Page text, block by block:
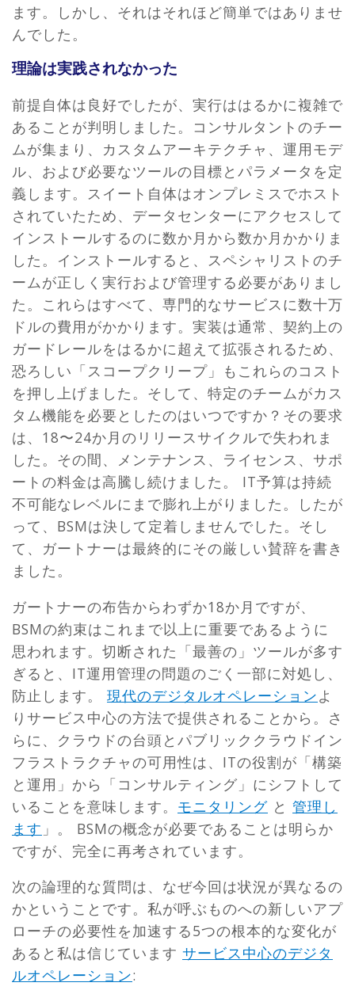
ます。しかし、それはそれほど簡単ではありませ
んでした。
理論は実践されなかった
前提自体は良好でしたが、実行ははるかに複雑で
あることが判明しました。コンサルタントのチー
ムが集まり、カスタムアーキテクチャ、運用モデ
ル、および必要なツールの目標とパラメータを定
義します。スイート自体はオンプレミスでホスト
されていたため、データセンターにアクセスして
インストールするのに数か月から数か月かかりま
した。インストールすると、スペシャリストのチ
ームが正しく実行および管理する必要がありまし
た。これらはすべて、専門的なサービスに数十万
ドルの費用がかかります。実装は通常、契約上の
ガードレールをはるかに超えて拡張されるため、
恐ろしい「スコープクリープ」もこれらのコスト
を押し上げました。そして、特定のチームがカス
タム機能を必要としたのはいつですか？その要求
は、18〜24か月のリリースサイクルで失われま
した。その間、メンテナンス、ライセンス、サポ
ートの料金は高騰し続けました。 IT予算は持続
不可能なレベルにまで膨れ上がりました。したが
って、BSMは決して定着しませんでした。そし
て、ガートナーは最終的にその厳しい賛辞を書き
ました。
ガートナーの布告からわずか18か月ですが、
BSMの約束はこれまで以上に重要であるように
思われます。切断された「最善の」ツールが多す
ぎると、IT運用管理の問題のごく一部に対処し、
防止します。 現代のデジタルオペレーションよ
りサービス中心の方法で提供されることから。さ
らに、クラウドの台頭とパブリッククラウドイン
フラストラクチャの可用性は、ITの役割が「構築
と運用」から「コンサルティング」にシフトして
いることを意味します。 モニタリング と 管理し
ます 」。 BSMの概念が必要であることは明らか
ですが、完全に再考されています。
次の論理的な質問は、なぜ今回は状況が異なるの
かということです。私が呼ぶものへの新しいアプ
ローチの必要性を加速する5つの根本的な変化が
あると私は信じています サービス中心のデジタ
ルオペレーション: